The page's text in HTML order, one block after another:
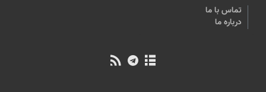
تماس با ما
درباره ما